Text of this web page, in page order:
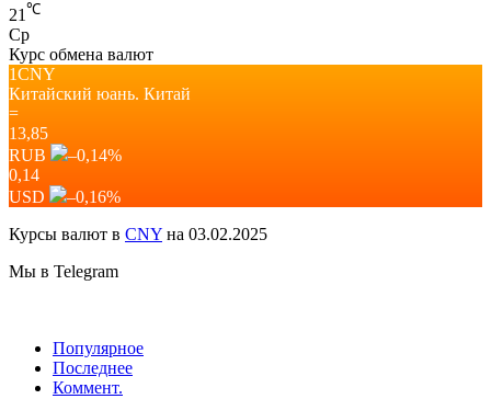
21℃
Ср
Курс обмена валют
1CNY
Китайский юань. Китай
=
13,85
RUB
–0,14%
0,14
USD
–0,16%
Курсы валют в CNY на 03.02.2025
Мы в Telegram
Популярное
Последнее
Коммент.